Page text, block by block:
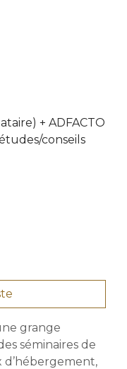
+ ADFACTO
conseils
grange
séminaires de
d’hébergement,